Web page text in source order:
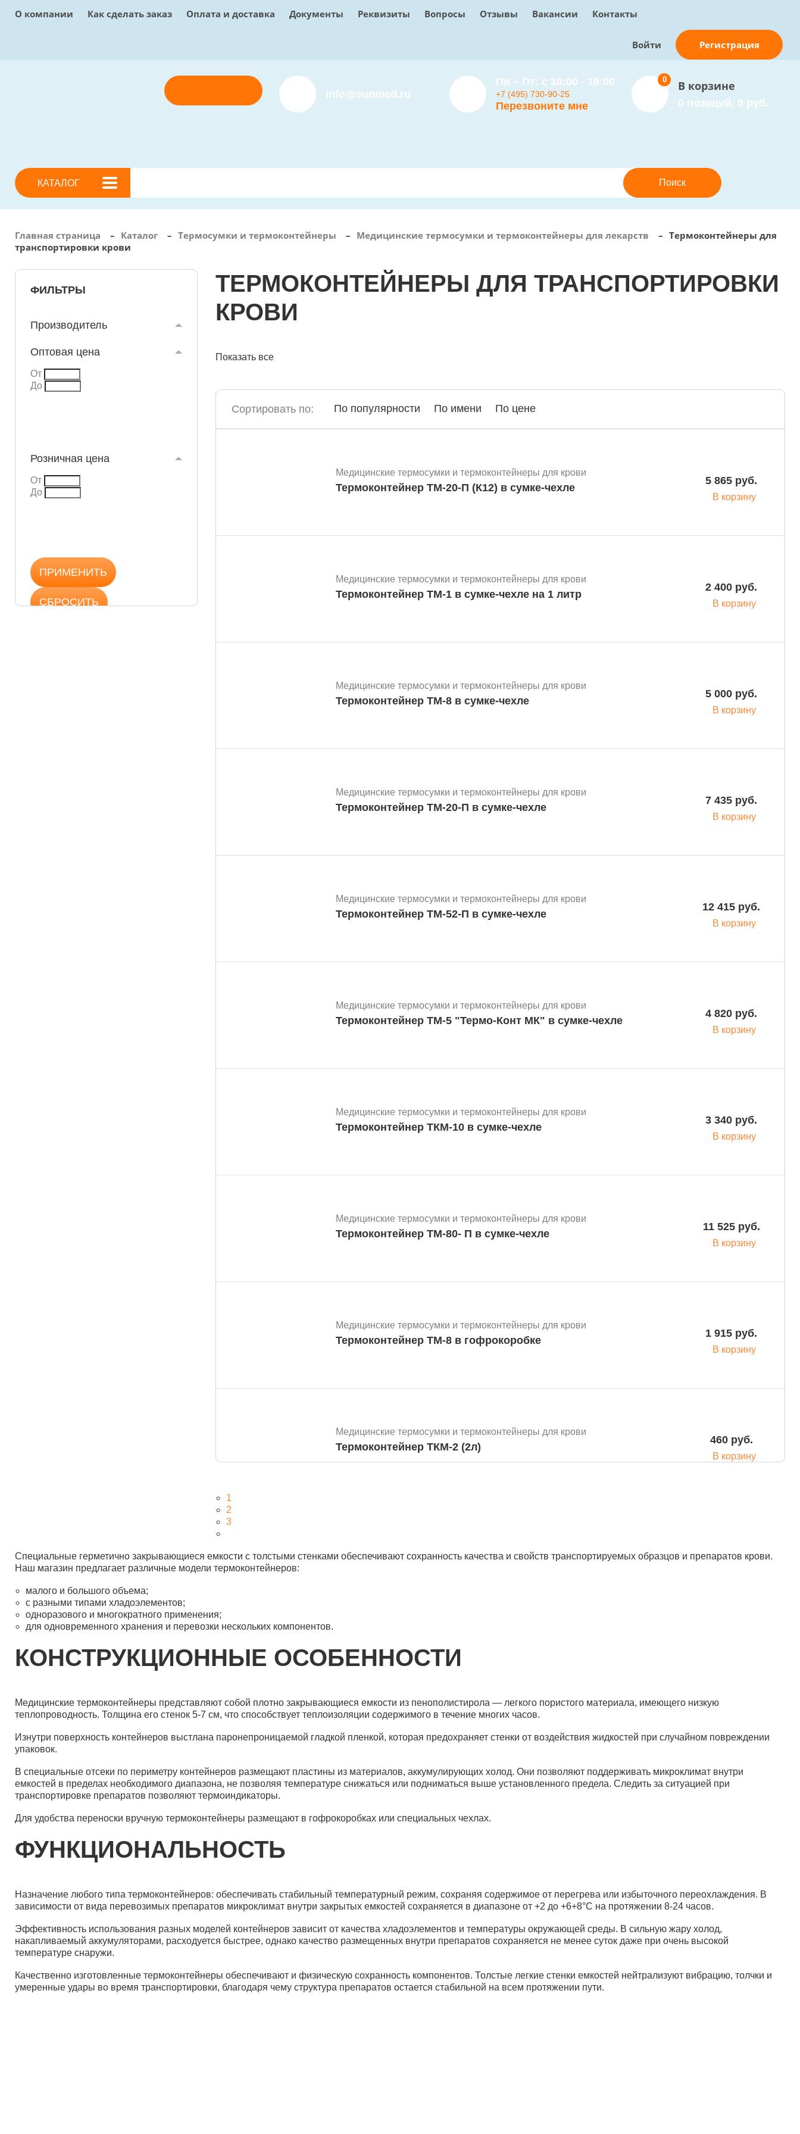
О компании Как сделать заказ Оплата и доставка Документы Реквизиты Вопросы Отзывы Вакансии Контакты
Войти Регистрация
info@sunmed.ru
Пн – Пт: с 10:00 - 18:00
+7 (495) 730-90-25
Перезвоните мне
В корзине
0 позиций, 0 руб.
0
КАТАЛОГ
Главная страница – Каталог – Термосумки и термоконтейнеры – Медицинские термосумки и термоконтейнеры для лекарств – Термоконтейнеры для
транспортировки крови
ФИЛЬТРЫ
Производитель
Оптовая цена
От
До
Розничная цена
От
До
ТЕРМОКОНТЕЙНЕРЫ ДЛЯ ТРАНСПОРТИРОВКИ
КРОВИ
Показать все
Сортировать по: По популярности По имени По цене
Медицинские термосумки и термоконтейнеры для крови
Термоконтейнер ТМ-20-П (К12) в сумке-чехле
5 865 руб.
В корзину
Медицинские термосумки и термоконтейнеры для крови
Термоконтейнер ТМ-1 в сумке-чехле на 1 литр
2 400 руб.
В корзину
Медицинские термосумки и термоконтейнеры для крови
Термоконтейнер ТМ-8 в сумке-чехле
5 000 руб.
В корзину
Медицинские термосумки и термоконтейнеры для крови
Термоконтейнер ТМ-20-П в сумке-чехле
7 435 руб.
В корзину
Медицинские термосумки и термоконтейнеры для крови
Термоконтейнер ТМ-52-П в сумке-чехле
12 415 руб.
В корзину
Медицинские термосумки и термоконтейнеры для крови
Термоконтейнер ТМ-5 "Термо-Конт МК" в сумке-чехле
4 820 руб.
В корзину
Медицинские термосумки и термоконтейнеры для крови
Термоконтейнер ТКМ-10 в сумке-чехле
3 340 руб.
В корзину
Медицинские термосумки и термоконтейнеры для крови
Термоконтейнер ТМ-80- П в сумке-чехле
11 525 руб.
В корзину
Медицинские термосумки и термоконтейнеры для крови
Термоконтейнер ТМ-8 в гофрокоробке
1 915 руб.
В корзину
Медицинские термосумки и термоконтейнеры для крови
Термоконтейнер ТКМ-2 (2л)
460 руб.
В корзину
Термоконтейнер ТКМ-10 (10л)
Подробнее
Термоконтейнер ТКМ-30
Термоконтейнер ТК-9 одноразовый
В корзину
Термоконтейнер ТМ-20 (К12) в гофрокоробке
2 510 руб.
1
2
3
Специальные герметично закрывающиеся емкости с толстыми стенками обеспечивают сохранность качества и свойств транспортируемых образцов и препаратов крови.
Наш магазин предлагает различные модели термоконтейнеров:
малого и большого объема;
с разными типами хладоэлементов;
одноразового и многократного применения;
для одновременного хранения и перевозки нескольких компонентов.
КОНСТРУКЦИОННЫЕ ОСОБЕННОСТИ
Медицинские термоконтейнеры представляют собой плотно закрывающиеся емкости из пенополистирола — легкого пористого материала, имеющего низкую
теплопроводность. Толщина его стенок 5-7 см, что способствует теплоизоляции содержимого в течение многих часов.
Изнутри поверхность контейнеров выстлана паронепроницаемой гладкой пленкой, которая предохраняет стенки от воздействия жидкостей при случайном повреждении
упаковок.
В специальные отсеки по периметру контейнеров размещают пластины из материалов, аккумулирующих холод. Они позволяют поддерживать микроклимат внутри
емкостей в пределах необходимого диапазона, не позволяя температуре снижаться или подниматься выше установленного предела. Следить за ситуацией при
транспортировке препаратов позволяют термоиндикаторы.
Для удобства переноски вручную термоконтейнеры размещают в гофрокоробках или специальных чехлах.
ФУНКЦИОНАЛЬНОСТЬ
Назначение любого типа термоконтейнеров: обеспечивать стабильный температурный режим, сохраняя содержимое от перегрева или избыточного переохлаждения. В
зависимости от вида перевозимых препаратов микроклимат внутри закрытых емкостей сохраняется в диапазоне от +2 до +6+8°С на протяжении 8-24 часов.
Эффективность использования разных моделей контейнеров зависит от качества хладоэлементов и температуры окружающей среды. В сильную жару холод,
накапливаемый аккумуляторами, расходуется быстрее, однако качество размещенных внутри препаратов сохраняется не менее суток даже при очень высокой
температуре снаружи.
Качественно изготовленные термоконтейнеры обеспечивают и физическую сохранность компонентов. Толстые легкие стенки емкостей нейтрализуют вибрацию, толчки и
умеренные удары во время транспортировки, благодаря чему структура препаратов остается стабильной на всем протяжении пути.